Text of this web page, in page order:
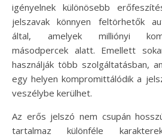
igényelnek különösebb
jelszavak könnyen feltörhetők
által, amelyek milliónyi
másodpercek alatt. Emellett
használják több szolgáltatásban,
egy helyen kompromittálódik a
veszélybe kerülhet.
Az erős jelszó nem csupán
tartalmaz különféle